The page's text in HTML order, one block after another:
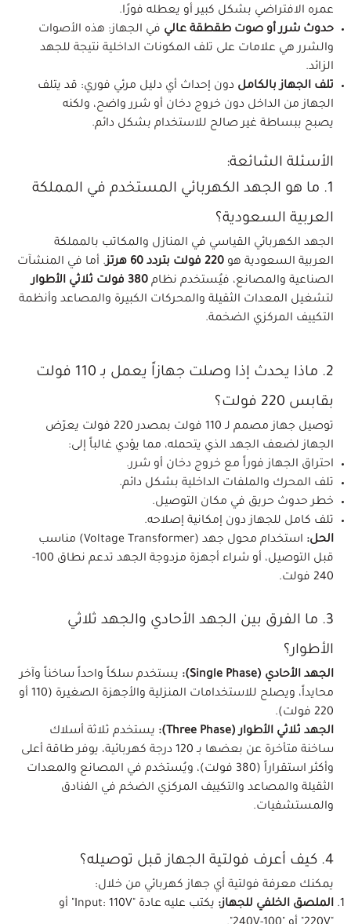
عمره الافتراضي بشكل كبير أو يعطله فورًا.
حدوث شرر أو صوت طقطقة عالي في الجهاز: هذه الأصوات
والشرر هي علامات على تلف المكونات الداخلية نتيجة للجهد
الزائد.
تلف الجهاز بالكامل دون إحداث أي دليل مرئي فوري: قد يتلف
الجهاز من الداخل دون خروج دخان أو شرر واضح، ولكنه
يصبح ببساطة غير صالح للاستخدام بشكل دائم.
الأسئلة الشائعة:
1. ما هو الجهد الكهربائي المستخدم في المملكة
العربية السعودية؟
الجهد الكهربائي القياسي في المنازل والمكاتب بالمملكة
العربية السعودية هو 220 فولت بتردد 60 هرتز
. أما في المنشآت
الصناعية والمصانع، فيُستخدم نظام 380 فولت ثلاثي الأطوار
لتشغيل المعدات الثقيلة والمحركات الكبيرة والمصاعد وأنظمة
التكييف المركزي الضخمة.
2. ماذا يحدث إذا وصلت جهازاً يعمل بـ 110 فولت
بقابس 220 فولت؟
توصيل جهاز مصمم لـ 110 فولت بمصدر 220 فولت يعرّض
الجهاز لضعف الجهد الذي يتحمله، مما يؤدي غالباً إلى:
احتراق الجهاز فوراً مع خروج دخان أو شرر.
تلف المحرك والملفات الداخلية بشكل دائم.
خطر حدوث حريق في مكان التوصيل.
تلف كامل للجهاز دون إمكانية إصلاحه.
الحل:
استخدام محول جهد (Voltage Transformer) مناسب
قبل التوصيل، أو شراء أجهزة مزدوجة الجهد تدعم نطاق 100-
240 فولت.
3. ما الفرق بين الجهد الأحادي والجهد ثلاثي
الأطوار؟
الجهد الأحادي (Single Phase):
يستخدم سلكاً واحداً ساخناً وآخر
محايداً، ويصلح للاستخدامات المنزلية والأجهزة الصغيرة (110 أو
220 فولت).
الجهد ثلاثي الأطوار (Three Phase):
يستخدم ثلاثة أسلاك
ساخنة متأخرة عن بعضها بـ 120 درجة كهربائية، يوفر طاقة أعلى
وأكثر استقراراً (380 فولت)، ويُستخدم في المصانع والمعدات
الثقيلة والمصاعد والتكييف المركزي الضخم في الفنادق
والمستشفيات.
4. كيف أعرف فولتية الجهاز قبل توصيله؟
يمكنك معرفة فولتية أي جهاز كهربائي من خلال:
الملصق الخلفي للجهاز:
يكتب عليه عادة "Input: 110V" أو